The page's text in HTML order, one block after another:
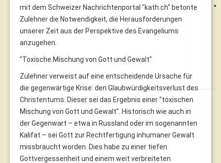
mit dem Schweizer Nachrichtenportal "kath.ch" betonte
Zulehner die Notwendigkeit, die Herausforderungen
unserer Zeit aus der Perspektive des Evangeliums
anzugehen.
"Toxische Mischung von Gott und Gewalt"
Zulehner verweist auf eine entscheidende Ursache für
die gegenwärtige Krise: den Glaubwürdigkeitsverlust des
Christentums. Dieser sei das Ergebnis einer "toxischen
Mischung von Gott und Gewalt". Historisch wie auch in
der Gegenwart – etwa in Russland oder im sogenannten
Kalifat – sei Gott zur Rechtfertigung inhumaner Gewalt
missbraucht worden. Dies habe zu einer tiefen
Gottvergessenheit und einem weit verbreiteten